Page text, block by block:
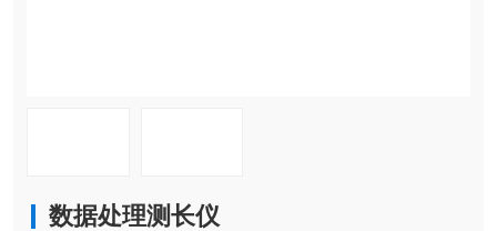
数据处理测长仪